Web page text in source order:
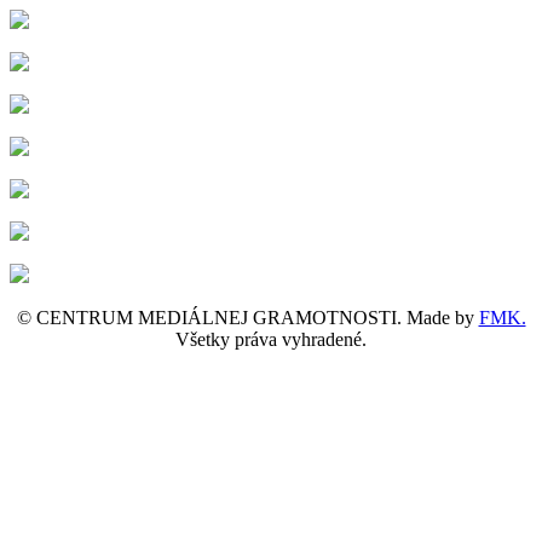
© CENTRUM MEDIÁLNEJ GRAMOTNOSTI. Made by FMK.
Všetky práva vyhradené.